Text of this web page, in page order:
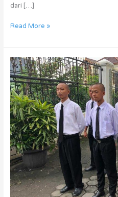
dari […]
Read More »
Kerja
di
Jepang
Mandiri
2019/2020
Pahami
Jalurnya!